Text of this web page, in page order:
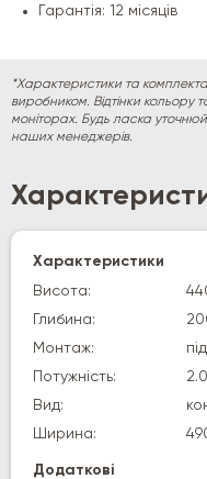
Гарантія: 12 місяців
*Характеристики та
виробником. Відтінки кольору
моніторах. Будь ласка
наших менеджерів.
Характеристики
Висота:
Глибина:
Монтаж:
Потужність:
Вид:
Ширина:
Додаткові